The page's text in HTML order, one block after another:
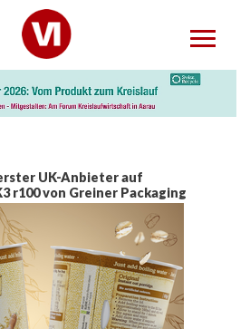
UK-Anbieter auf
r100 von Greiner Packaging